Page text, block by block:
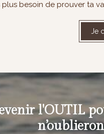
plus besoin de prouver ta
Je
l'OUTIL